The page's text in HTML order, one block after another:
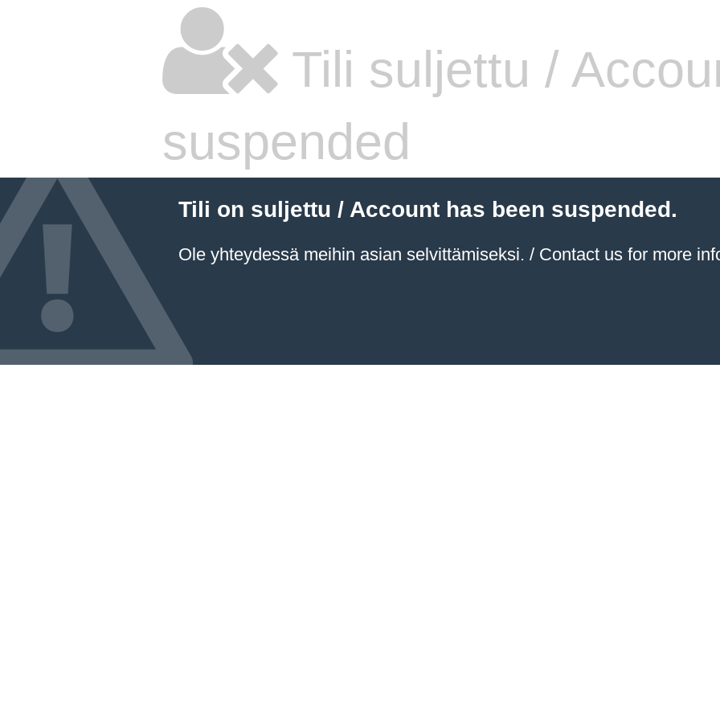
Tili suljettu /
suspended
Tili on suljettu / Account has been suspended.
Ole yhteydessä meihin asian selvittämiseksi. / Contact us for more